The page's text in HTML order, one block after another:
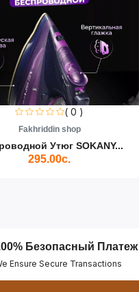
( 0 )
Fakhriddin shop
Утюг SOKANY...
295.00с.
Безопасный Платеж
Ensure Secure Transactions